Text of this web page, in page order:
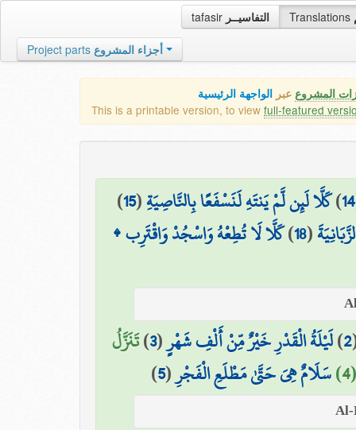
tafasir التفاسيــر Translations
Project parts أجزاء المشروع
المشروع عبر الواجهة الرئيسية
This is a printable version, to view full-featured
14
)كَلَّا لَئِن لَّمْ يَنتَهِ لَنَسْفَعًا بِالنَّاصِيَةِ(
15
)
(
18
)كَلَّا لَا تُطِعْهُ وَاسْجُدْ وَاقْتَرِب ۩
2
)لَيْلَةُ الْقَدْرِ خَيْرٌ مِّنْ أَلْفِ شَهْرٍ(
3
)تَنَزَّلُ
سَلَامٌ هِيَ حَتَّىٰ مَطْلَعِ الْفَجْرِ(
5
)